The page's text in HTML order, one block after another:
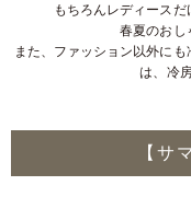
もちろんレディースだ
春夏のおし
また、ファッション以外に
は、冷
【サ